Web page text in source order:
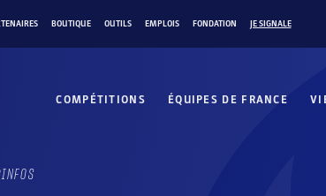
BOUTIQUE OUTILS EMPLOIS FONDATION JE SIGNALE
COMPÉTITIONS ÉQUIPES DE FRANCE